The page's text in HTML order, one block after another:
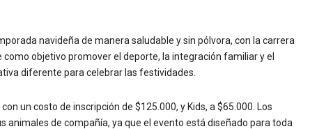
navideña de manera saludable y sin pólvora, con la carrera
como objetivo promover el deporte, la integración familiar y el
diferente para celebrar las festividades.
un costo de inscripción de $125.000, y Kids, a $65.000. Los
animales de compañía, ya que el evento está diseñado para toda